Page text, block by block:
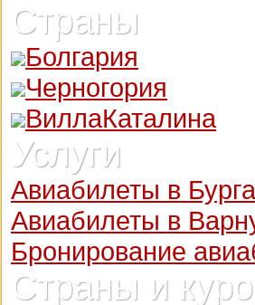
Страны
Болгария
Черногория
ВиллаКаталина
Услуги
Авиабилеты в
Авиабилеты в
Бронирование
Страны и